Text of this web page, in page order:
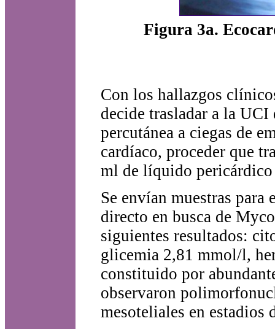
Figura 3a.
Con los hallazgos
decide trasladar a la
percutánea a ciegas de
cardíaco, proceder que
ml de líquido
Se envían muestras
directo en busca de
siguientes resultados:
glicemia 2,81 mmol/l,
constituido por
observaron
mesoteliales en